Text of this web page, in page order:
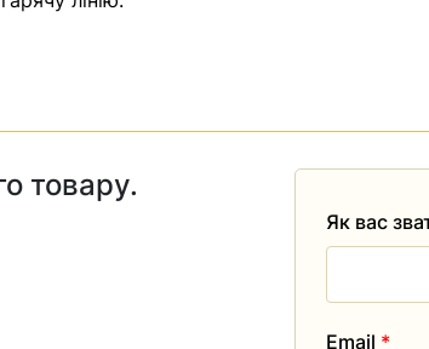
товару.
Як вас
Email *